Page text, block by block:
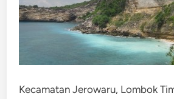
Kecamatan Jerowaru, Lombok